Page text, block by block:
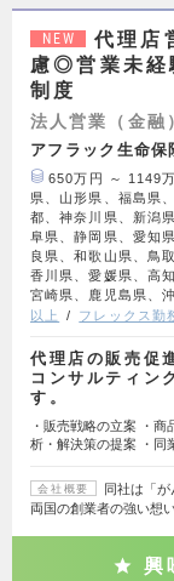
NEW
代理店
慮◎営業未経
制度
法人営業（金融
アフラック生命保
650万円 ～ 1149
県、山形県、福島県
都、神奈川県、新潟
阜県、静岡県、愛知
良県、和歌山県、鳥
香川県、愛媛県、高
宮崎県、鹿児島県、
以上
フレックス勤
代理店の販売促
コンサルティン
す。
・販売戦略の立案 ・
析・解決策の提案 ・同
会社概要
同社は「
両国の創業者の強い想
興